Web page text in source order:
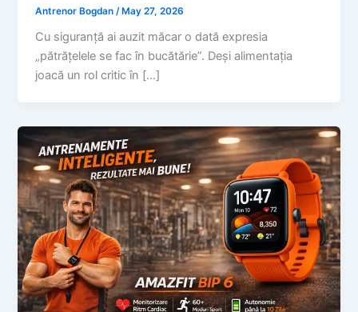
Antrenor Bogdan /May 27, 2026
Cu siguranță ai auzit măcar o dată expresia
„pătrățelele se fac în bucătărie”. Deși alimentația
joacă un rol critic în […]